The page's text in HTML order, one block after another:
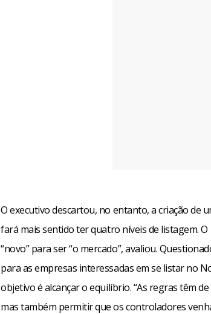
O executivo descartou, no entanto, a criação de
fará mais sentido ter quatro níveis de listagem.
“novo” para ser “o mercado”, avaliou.
para as empresas interessadas em se listar no
objetivo é alcançar o equilíbrio. “As regras têm
mas também permitir que os controladores